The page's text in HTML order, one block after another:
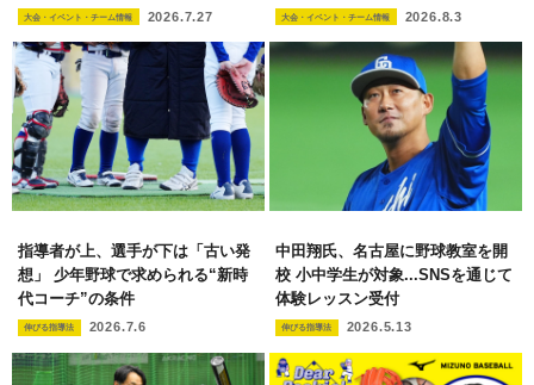
大会・イベント・チーム情報 2026.7.27 大会・イベント・チーム情報 2026.8.3
指導者が上、選手が下は「古い発
想」 少年野球で求められる“新時
代コーチ”の条件
伸びる指導法 2026.7.6
中田翔氏、名古屋に野球教室を開
校 小中学生が対象...SNSを通じて
体験レッスン受付
伸びる指導法 2026.5.13